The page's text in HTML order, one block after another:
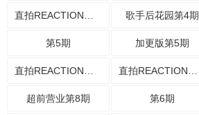
歌手后花园第4期
第5期 加更版第5期
超前营业第8期 第6期